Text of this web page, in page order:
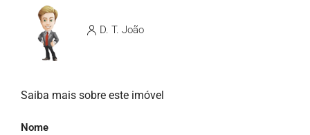
D. T. João
Saiba mais sobre este imóvel
Nome